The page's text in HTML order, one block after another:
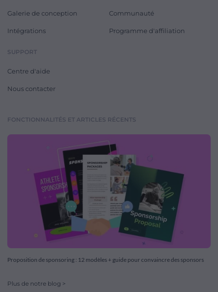
Galerie de conception
Intégrations
Communauté
Programme d'affiliation
SUPPORT
Centre d'aide
Nous contacter
FONCTIONNALITÉS ET ARTICLES RÉCENTS
Proposition de sponsoring : 12 modèles + guide pour convaincre des sponsors
Plus de notre blog >